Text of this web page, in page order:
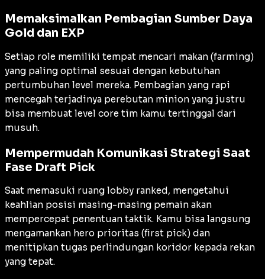
Memaksimalkan Pembagian Sumber Daya
Gold dan EXP
Setiap role memiliki tempat mencari makan (farming)
yang paling optimal sesuai dengan kebutuhan
pertumbuhan level mereka. Pembagian yang rapi
mencegah terjadinya perebutan minion yang justru
bisa membuat level core tim kamu tertinggal dari
musuh.
Mempermudah Komunikasi Strategi Saat
Fase Draft Pick
Saat memasuki ruang lobby ranked, mengetahui
keahlian posisi masing-masing pemain akan
mempercepat penentuan taktik. Kamu bisa langsung
mengamankan hero prioritas (first pick) dan
menitipkan tugas perlindungan koridor kepada rekan
yang tepat.